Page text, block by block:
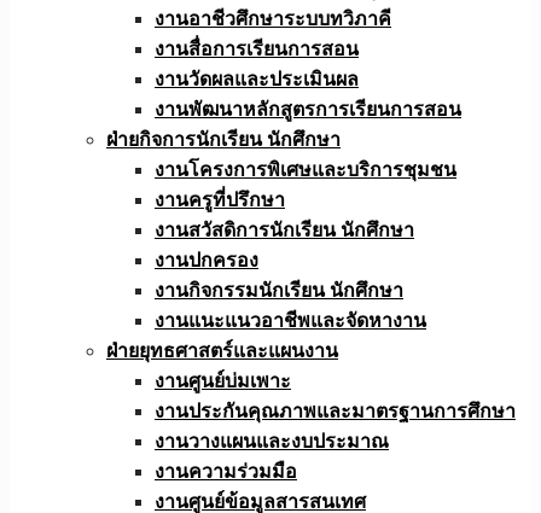
งานอาชีวศึกษาระบบทวิภาคี
งานสื่อการเรียนการสอน
งานวัดผลและประเมินผล
งานพัฒนาหลักสูตรการเรียนการสอน
ฝ่ายกิจการนักเรียน นักศึกษา
งานโครงการพิเศษและบริการชุมชน
งานครูที่ปรึกษา
งานสวัสดิการนักเรียน นักศึกษา
งานปกครอง
งานกิจกรรมนักเรียน นักศึกษา
งานแนะแนวอาชีพและจัดหางาน
ฝ่ายยุทธศาสตร์และแผนงาน
งานศูนย์บ่มเพาะ
งานประกันคุณภาพและมาตรฐานการศึกษา
งานวางแผนและงบประมาณ
งานความร่วมมือ
งานศูนย์ข้อมูลสารสนเทศ